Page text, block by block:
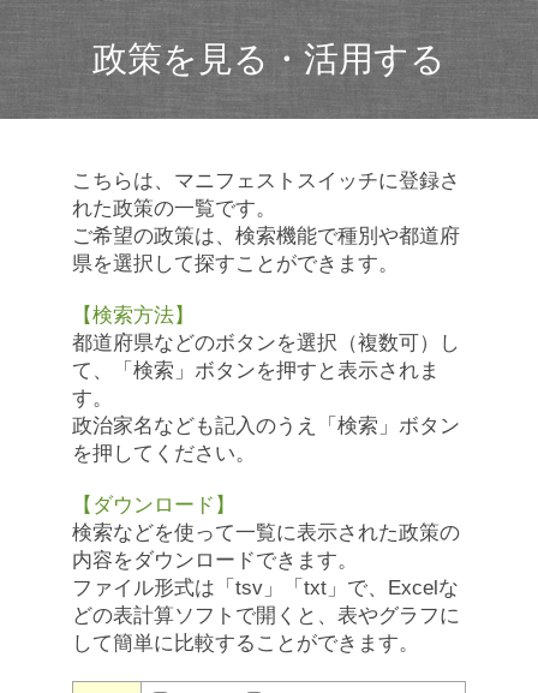
政策を見る・活用する
こちらは、マニフェストスイッチに登録さ
れた政策の一覧です。
ご希望の政策は、検索機能で種別や都道府
県を選択して探すことができます。
【検索方法】
都道府県などのボタンを選択（複数可）し
て、「検索」ボタンを押すと表示されま
す。
政治家名なども記入のうえ「検索」ボタン
を押してください。
【ダウンロード】
検索などを使って一覧に表示された政策の
内容をダウンロードできます。
ファイル形式は「tsv」「txt」で、Excelな
どの表計算ソフトで開くと、表やグラフに
して簡単に比較することができます。